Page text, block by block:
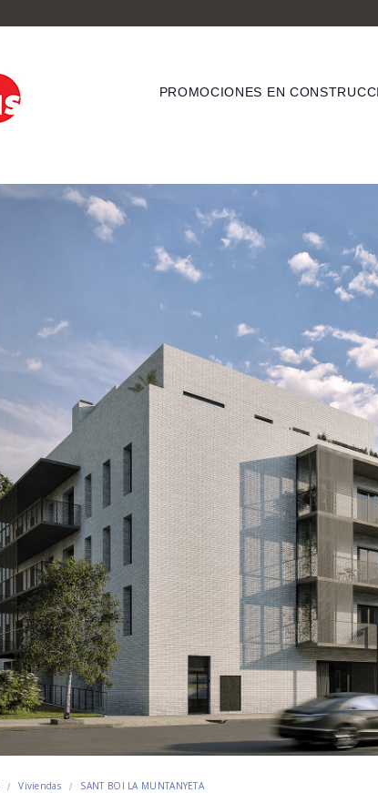
PROMOCIONES EN
Viviendas SANT BOI LA MUNTANYETA